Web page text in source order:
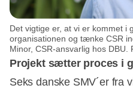
Det vigtige er, at vi er kommet
organisationen og tænke CSR
Minor, CSR-ansvarlig hos DBU.
Projekt sætter proces i
Seks danske SMV´er fra